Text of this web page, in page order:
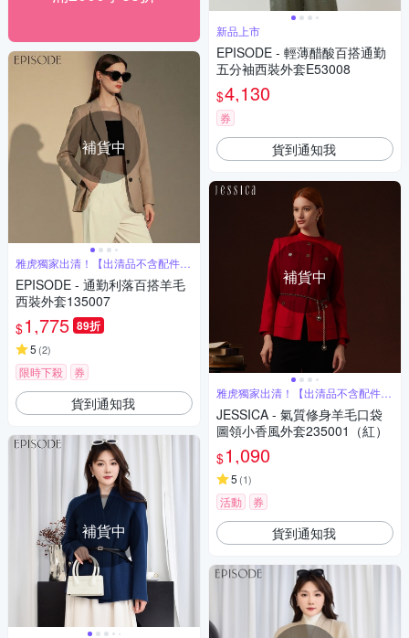
補貨中
雅虎獨家出清！【出清品不含配件腰
帶腰鏈】
EPISODE - 通勤利落百搭羊毛
西裝外套135007
$1,775 89折
5 (2)
限時下殺 券
貨到通知我
補貨中
新品上市
EPISODE - 輕薄醋酸百搭通勤
五分袖西裝外套E53008
$4,130
券
貨到通知我
補貨中
雅虎獨家出清！【出清品不含配件腰
帶腰鏈】
JESSICA - 氣質修身羊毛口袋
圖領小香風外套235001（紅）
$1,090
5 (1)
活動 券
貨到通知我